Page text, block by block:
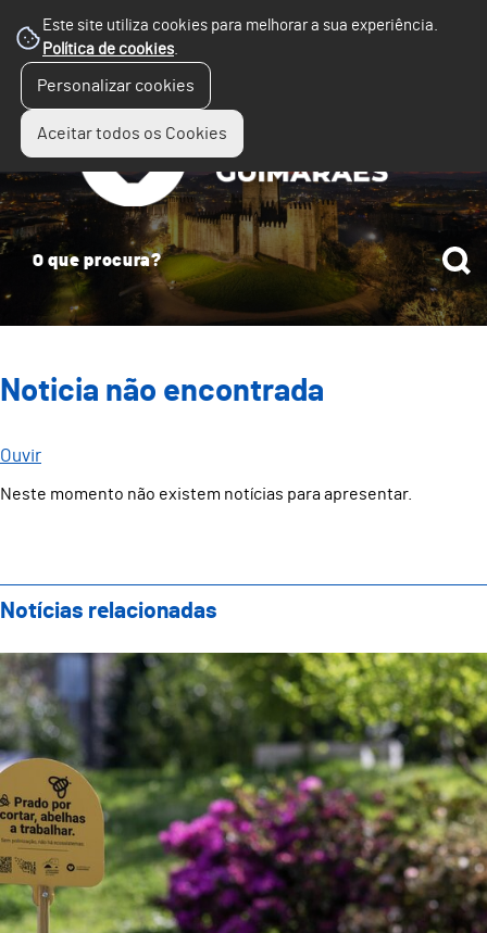
Este site utiliza cookies para melhorar a sua experiência.
Política de cookies.
Personalizar cookies
Aceitar todos os Cookies
Noticia não encontrada
Ouvir
Neste momento não existem notícias para apresentar.
Notícias relacionadas
Guimarães: “Prado por cortar, abelhas a trabalhar”